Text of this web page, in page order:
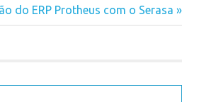
do ERP Protheus com o Serasa